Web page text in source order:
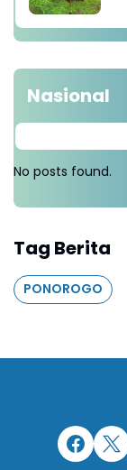
Nasional
No posts found.
Tag Berita
PONOROGO